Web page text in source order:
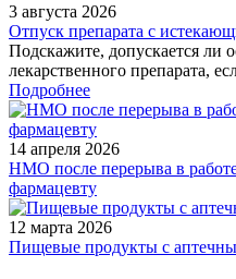
3 августа 2026
Отпуск препарата с
Подскажите, допускается ли
лекарственного препарата,
Подробнее
14 апреля 2026
НМО после перерыва в
фармацевту
12 марта 2026
Пищевые продукты с